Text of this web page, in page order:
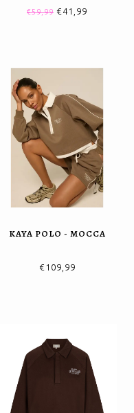
€59,99 €41,99
KAYA POLO - MOCCA
€109,99